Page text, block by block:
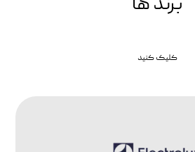
کلیک کنید